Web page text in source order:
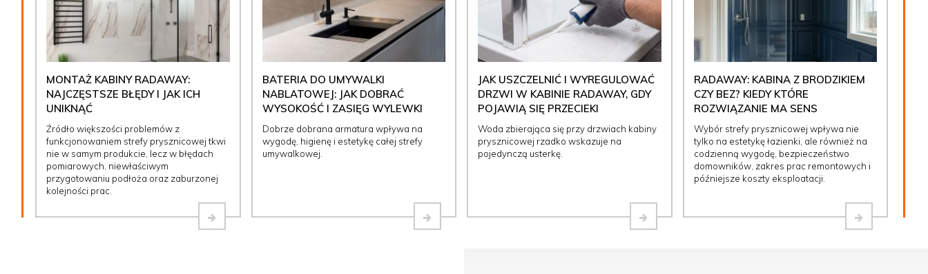
MONTAŻ KABINY RADAWAY:
NAJCZĘSTSZE BŁĘDY I JAK ICH
UNIKNĄĆ
Źródło większości problemów z
funkcjonowaniem strefy prysznicowej tkwi
nie w samym produkcie, lecz w błędach
pomiarowych, niewłaściwym
przygotowaniu podłoża oraz zaburzonej
kolejności prac.
BATERIA DO UMYWALKI
NABLATOWEJ: JAK DOBRAĆ
WYSOKOŚĆ I ZASIĘG WYLEWKI
Dobrze dobrana armatura wpływa na
wygodę, higienę i estetykę całej strefy
umywalkowej.
JAK USZCZELNIĆ I WYREGULOWAĆ
DRZWI W KABINIE RADAWAY, GDY
POJAWIĄ SIĘ PRZECIEKI
Woda zbierająca się przy drzwiach kabiny
prysznicowej rzadko wskazuje na
pojedynczą usterkę.
RADAWAY: KABINA Z BRODZIKIEM
CZY BEZ? KIEDY KTÓRE
ROZWIĄZANIE MA SENS
Wybór strefy prysznicowej wpływa nie
tylko na estetykę łazienki, ale również na
codzienną wygodę, bezpieczeństwo
domowników, zakres prac remontowych i
późniejsze koszty eksploatacji.